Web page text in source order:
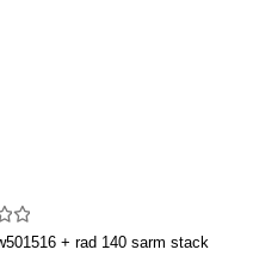
+ rad 140 sarm stack